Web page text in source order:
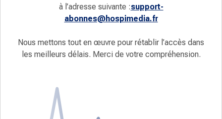
à l’adresse suivante :support-
abonnes@hospimedia.fr
Nous mettons tout en œuvre pour rétablir l’accès dans
les meilleurs délais. Merci de votre compréhension.